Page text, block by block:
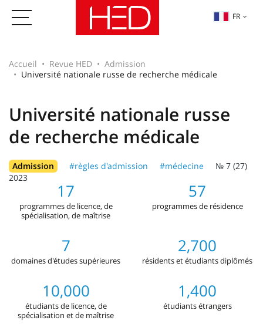
FR
Accueil Revue HED
Admission
Université nationale russe de recherche médicale
Université nationale russe
de recherche médicale
Admission #règles d'admission #médecine
№ 7 (27)
2023
17
programmes de licence, de
spécialisation, de maîtrise
57
programmes de résidence
7
domaines d'études supérieures
2,700
résidents et étudiants diplômés
10,000
étudiants de licence, de
spécialisation et de maîtrise
1,400
étudiants étrangers